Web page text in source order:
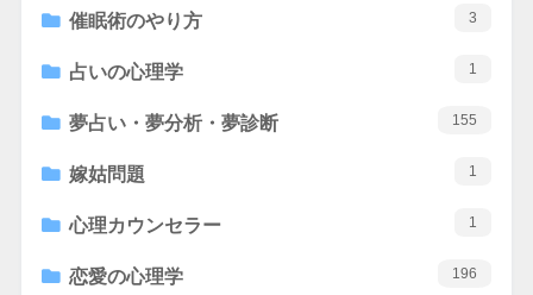
催眠術のやり方 3
占いの心理学 1
夢占い・夢分析・夢診断 155
嫁姑問題 1
心理カウンセラー 1
恋愛の心理学 196